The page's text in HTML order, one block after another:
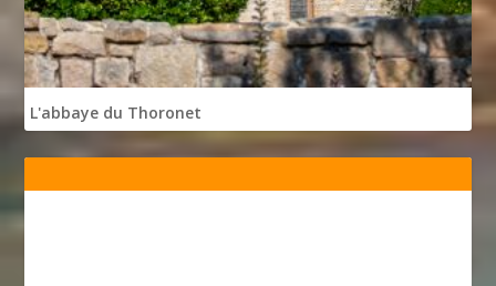
L'abbaye du Thoronet